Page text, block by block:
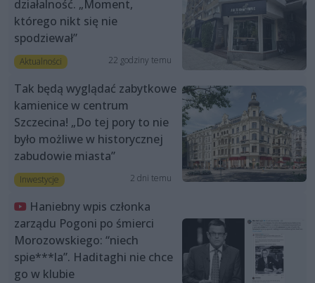
działalność. „Moment,
którego nikt się nie
spodziewał”
Aktualności 22 godziny temu
Tak będą wyglądać zabytkowe
kamienice w centrum
Szczecina! „Do tej pory to nie
było możliwe w historycznej
zabudowie miasta”
Inwestycje 2 dni temu
Haniebny wpis członka
zarządu Pogoni po śmierci
Morozowskiego: “niech
spie***la”. Haditaghi nie chce
go w klubie